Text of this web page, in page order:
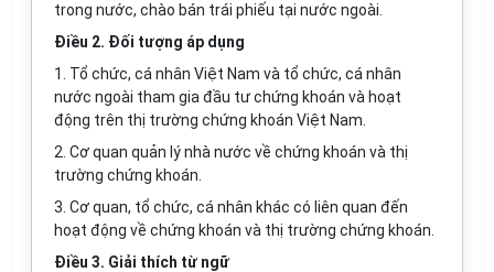
trong nước, chào bán trái phiếu tại nước ngoài.
Điều 2. Đối tượng áp dụng
1. Tổ chức, cá nhân Việt Nam và tổ chức, cá nhân
nước ngoài tham gia đầu tư chứng khoán và hoạt
động trên thị trường chứng khoán Việt Nam.
2. Cơ quan quản lý nhà nước về chứng khoán và thị
trường chứng khoán.
3. Cơ quan, tổ chức, cá nhân khác có liên quan đến
hoạt động về chứng khoán và thị trường chứng khoán.
Điều 3. Giải thích từ ngữ